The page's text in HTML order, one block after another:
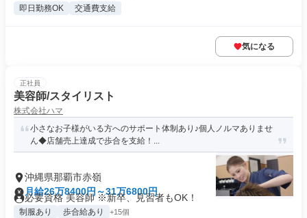
即日勤務OK 交通費支給
気になる
正社員
美容師/スタイリスト
株式会社ハマ
小さなお子様がいる方へのサポート体制あり♪個人ノルマありませ
ん◆店舗売上達成で歩合を支給！...
沖縄県那覇市赤嶺
月給26万8400円～31万6800円
必要資格 美容師 ※新卒、見習者もOK！
制服あり 歩合給あり +15個